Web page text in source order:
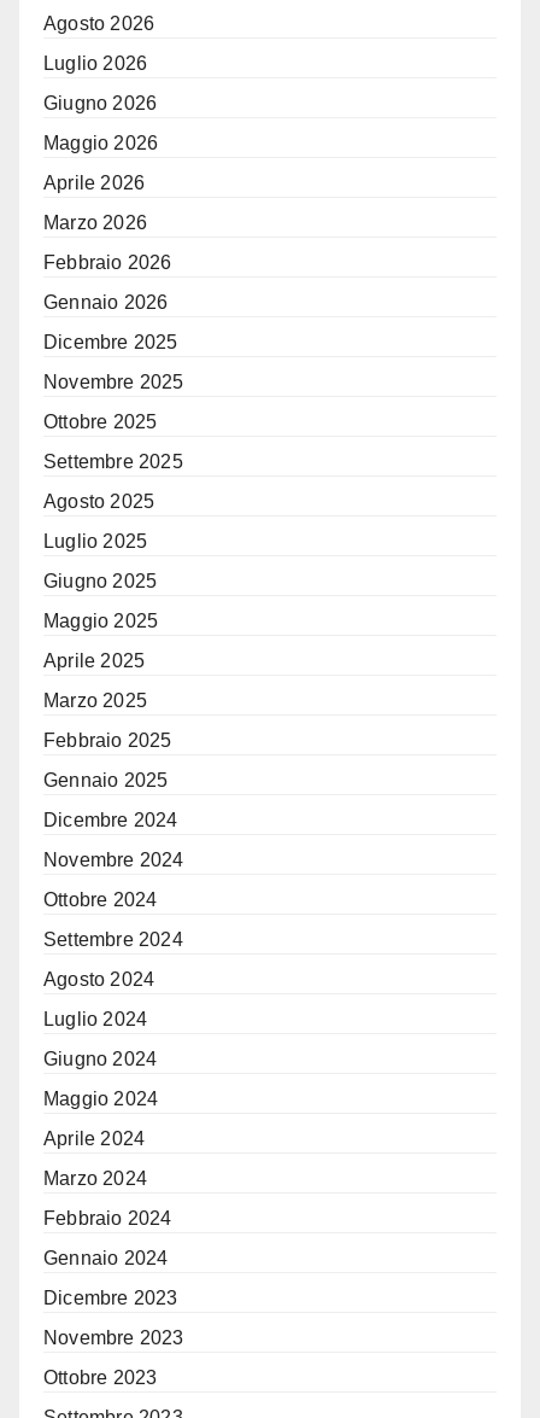
Agosto 2026
Luglio 2026
Giugno 2026
Maggio 2026
Aprile 2026
Marzo 2026
Febbraio 2026
Gennaio 2026
Dicembre 2025
Novembre 2025
Ottobre 2025
Settembre 2025
Agosto 2025
Luglio 2025
Giugno 2025
Maggio 2025
Aprile 2025
Marzo 2025
Febbraio 2025
Gennaio 2025
Dicembre 2024
Novembre 2024
Ottobre 2024
Settembre 2024
Agosto 2024
Luglio 2024
Giugno 2024
Maggio 2024
Aprile 2024
Marzo 2024
Febbraio 2024
Gennaio 2024
Dicembre 2023
Novembre 2023
Ottobre 2023